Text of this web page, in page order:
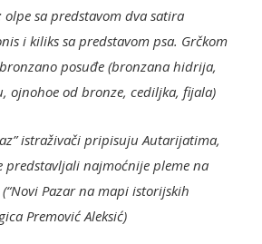
sa predstavom dva satira
i kiliks sa predstavom psa. Grčkom
posuđe (bronzana hidrija,
ojnohoe od bronze, cediljka, fijala)
istraživači pripisuju Autarijatima,
predstavljali najmoćnije pleme na
Pazar na mapi istorijskih
Premović Aleksić)